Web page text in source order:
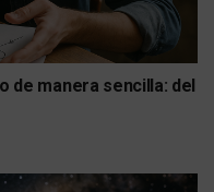
de manera sencilla: del